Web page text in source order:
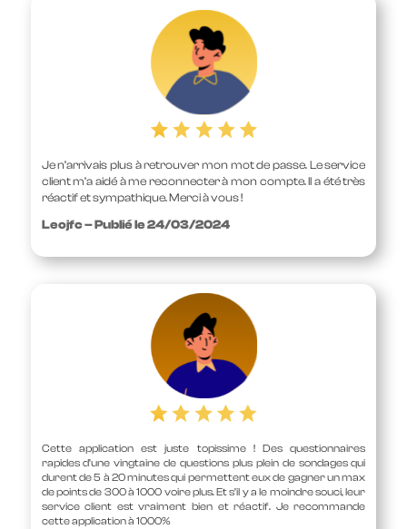
Je n’arrivais plus à retrouver mon mot de passe. Le service
client m’a aidé à me reconnecter à mon compte. Il a été très
réactif et sympathique. Merci à vous !
Leojfc – Publié le 24/03/2024
Cette application est juste topissime ! Des questionnaires
rapides d’une vingtaine de questions plus plein de sondages qui
durent de 5 à 20 minutes qui permettent eux de gagner un max
de points de 300 à 1000 voire plus. Et s’il y a le moindre souci, leur
service client est vraiment bien et réactif. Je recommande
cette application à 1000%